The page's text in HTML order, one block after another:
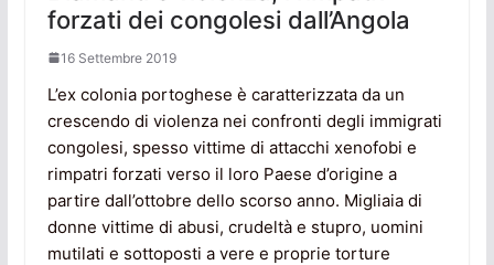
forzati dei congolesi dall’Angola
16 Settembre 2019
L’ex colonia portoghese è caratterizzata da un
crescendo di violenza nei confronti degli immigrati
congolesi, spesso vittime di attacchi xenofobi e
rimpatri forzati verso il loro Paese d’origine a
partire dall’ottobre dello scorso anno. Migliaia di
donne vittime di abusi, crudeltà e stupro, uomini
mutilati e sottoposti a vere e proprie torture